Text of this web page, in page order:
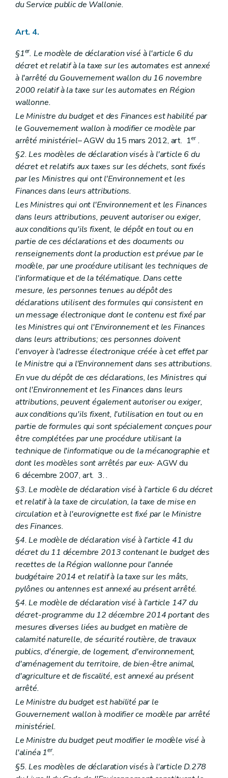
du Service public de Wallonie.
Art. 4.
§1er. Le modèle de déclaration visé à l'article 6 du
décret et relatif à la taxe sur les automates est annexé
à l'arrêté du Gouvernement wallon du 16 novembre
2000 relatif à la taxe sur les automates en Région
wallonne.
Le Ministre du budget et des Finances est habilité par
le Gouvernement wallon à modifier ce modèle par
arrêté ministériel– AGW du 15 mars 2012, art. 1er.
§2. Les modèles de déclaration visés à l'article 6 du
décret et relatifs aux taxes sur les déchets, sont fixés
par les Ministres qui ont l'Environnement et les
Finances dans leurs attributions.
Les Ministres qui ont l'Environnement et les Finances
dans leurs attributions, peuvent autoriser ou exiger,
aux conditions qu'ils fixent, le dépôt en tout ou en
partie de ces déclarations et des documents ou
renseignements dont la production est prévue par le
modèle, par une procédure utilisant les techniques de
l'informatique et de la télématique. Dans cette
mesure, les personnes tenues au dépôt des
déclarations utilisent des formules qui consistent en
un message électronique dont le contenu est fixé par
les Ministres qui ont l'Environnement et les Finances
dans leurs attributions; ces personnes doivent
l'envoyer à l'adresse électronique créée à cet effet par
le Ministre qui a l'Environnement dans ses attributions.
En vue du dépôt de ces déclarations, les Ministres qui
ont l'Environnement et les Finances dans leurs
attributions, peuvent également autoriser ou exiger,
aux conditions qu'ils fixent, l'utilisation en tout ou en
partie de formules qui sont spécialement conçues pour
être complétées par une procédure utilisant la
technique de l'informatique ou de la mécanographie et
dont les modèles sont arrêtés par eux- AGW du
6 décembre 2007, art. 3. .
§3. Le modèle de déclaration visé à l'article 6 du décret
et relatif à la taxe de circulation, la taxe de mise en
circulation et à l'eurovignette est fixé par le Ministre
des Finances.
§4. Le modèle de déclaration visé à l'article 41 du
décret du 11 décembre 2013 contenant le budget des
recettes de la Région wallonne pour l'année
budgétaire 2014 et relatif à la taxe sur les mâts,
pylônes ou antennes est annexé au présent arrêté.
§4. Le modèle de déclaration visé à l'article 147 du
décret-programme du 12 décembre 2014 portant des
mesures diverses liées au budget en matière de
calamité naturelle, de sécurité routière, de travaux
publics, d'énergie, de logement, d'environnement,
d'aménagement du territoire, de bien-être animal,
d'agriculture et de fiscalité, est annexé au présent
arrêté.
Le Ministre du budget est habilité par le
Gouvernement wallon à modifier ce modèle par arrêté
ministériel.
Le Ministre du budget peut modifier le modèle visé à
l'alinéa 1er.
§5. Les modèles de déclaration visés à l'article D.278